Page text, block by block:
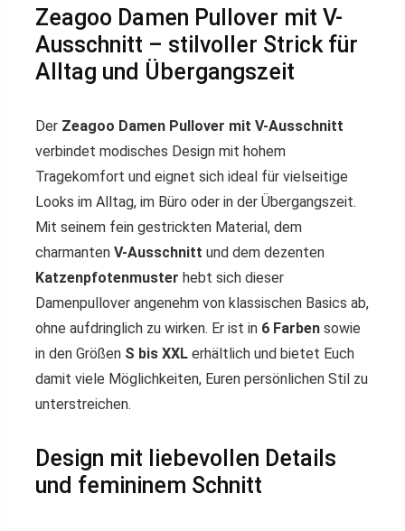
Zeagoo Damen Pullover mit V-
Ausschnitt – stilvoller Strick für
Alltag und Übergangszeit
Der Zeagoo Damen Pullover mit V-Ausschnitt
verbindet modisches Design mit hohem
Tragekomfort und eignet sich ideal für vielseitige
Looks im Alltag, im Büro oder in der Übergangszeit.
Mit seinem fein gestrickten Material, dem
charmanten V-Ausschnitt und dem dezenten
Katzenpfotenmuster hebt sich dieser
Damenpullover angenehm von klassischen Basics ab,
ohne aufdringlich zu wirken. Er ist in 6 Farben sowie
in den Größen S bis XXL erhältlich und bietet Euch
damit viele Möglichkeiten, Euren persönlichen Stil zu
unterstreichen.
Design mit liebevollen Details
und femininem Schnitt